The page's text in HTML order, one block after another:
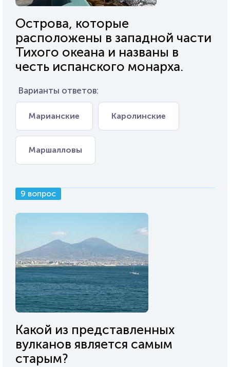
Острова, которые
расположены в западной части
Тихого океана и названы в
честь испанского монарха.
Варианты ответов:
Марианские Каролинские
Маршалловы
9 вопрос
Какой из представленных
вулканов является самым
старым?